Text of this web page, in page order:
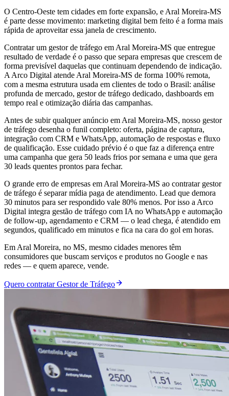
O Centro-Oeste tem cidades em forte expansão, e Aral Moreira-MS
é parte desse movimento: marketing digital bem feito é a forma mais
rápida de aproveitar essa janela de crescimento.
Contratar um gestor de tráfego em Aral Moreira-MS que entregue
resultado de verdade é o passo que separa empresas que crescem de
forma previsível daquelas que continuam dependendo de indicação.
A Arco Digital atende Aral Moreira-MS de forma 100% remota,
com a mesma estrutura usada em clientes de todo o Brasil: análise
profunda de mercado, gestor de tráfego dedicado, dashboards em
tempo real e otimização diária das campanhas.
Antes de subir qualquer anúncio em Aral Moreira-MS, nosso gestor
de tráfego desenha o funil completo: oferta, página de captura,
integração com CRM e WhatsApp, automação de respostas e fluxo
de qualificação. Esse cuidado prévio é o que faz a diferença entre
uma campanha que gera 50 leads frios por semana e uma que gera
30 leads quentes prontos para fechar.
O grande erro de empresas em Aral Moreira-MS ao contratar gestor
de tráfego é separar mídia paga de atendimento. Lead que demora
30 minutos para ser respondido vale 80% menos. Por isso a Arco
Digital integra gestão de tráfego com IA no WhatsApp e automação
de follow-up, agendamento e CRM — o lead chega, é atendido em
segundos, qualificado em minutos e fica na cara do gol em horas.
Em Aral Moreira, no MS, mesmo cidades menores têm
consumidores que buscam serviços e produtos no Google e nas
redes — e quem aparece, vende.
Quero contratar Gestor de Tráfego